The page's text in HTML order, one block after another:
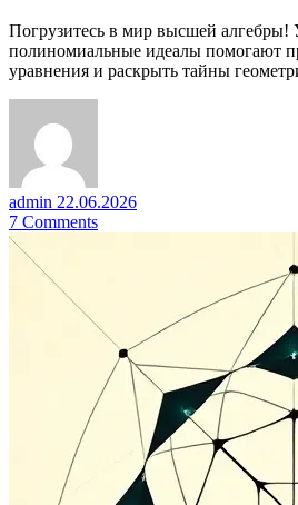
Погрузитесь в мир высшей алгебры!
полиномиальные идеалы помогают
уравнения и раскрыть тайны
admin 22.06.2026
7 Comments